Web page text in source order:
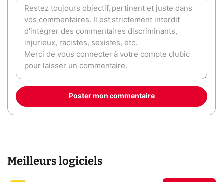
Poster mon commentaire
Meilleurs logiciels